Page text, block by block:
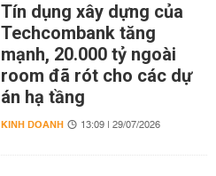
Tín dụng xây dựng của
Techcombank tăng
mạnh, 20.000 tỷ ngoài
room đã rót cho các dự
án hạ tầng
KINH DOANH 13:09 | 29/07/2026